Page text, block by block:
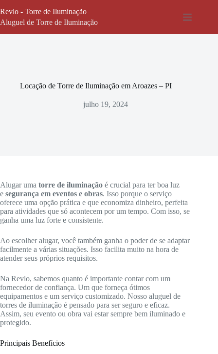
para
o
Revlo - Torre de Iluminação
Aluguel de Torre de Iluminação
Locação de Torre de Iluminação em Aroazes – PI
julho 19, 2024
Alugar uma torre de iluminação é crucial para ter boa luz
e segurança em eventos e obras. Isso porque o serviço
oferece uma opção prática e que economiza dinheiro, perfeita
para atividades que só acontecem por um tempo. Com isso, se
ganha uma luz forte e consistente.
Ao escolher alugar, você também ganha o poder de se adaptar
facilmente a várias situações. Isso facilita muito na hora de
atender seus próprios requisitos.
Na Revlo, sabemos quanto é importante contar com um
fornecedor de confiança. Um que forneça ótimos
equipamentos e um serviço customizado. Nosso aluguel de
torres de iluminação é pensado para ser seguro e eficaz.
Assim, seu evento ou obra vai estar sempre bem iluminado e
protegido.
Principais Benefícios